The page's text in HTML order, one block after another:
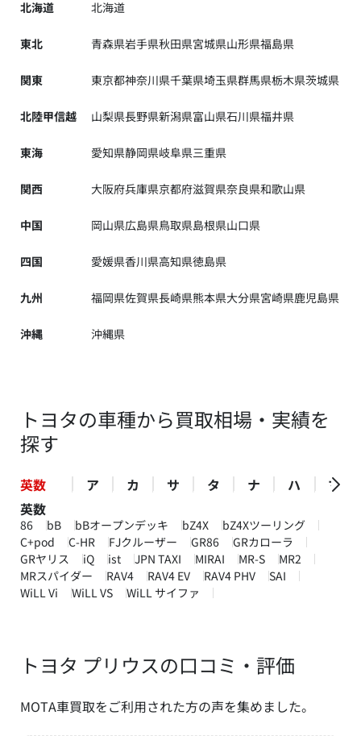
北海道 北海道
東北 青森県岩手県秋田県宮城県山形県福島県
関東 東京都神奈川県千葉県埼玉県群馬県栃木県茨城県
北陸甲信越 山梨県長野県新潟県富山県石川県福井県
東海 愛知県静岡県岐阜県三重県
関西 大阪府兵庫県京都府滋賀県奈良県和歌山県
中国 岡山県広島県鳥取県島根県山口県
四国 愛媛県香川県高知県徳島県
九州 福岡県佐賀県長崎県熊本県大分県宮崎県鹿児島県
沖縄 沖縄県
トヨタの車種から買取相場・実績を
探す
英数 ア カ サ タ ナ ハ
マ
英数
86 bB bBオープンデッキ bZ4X
bZ4Xツーリング
C+pod
C-HR FJクルーザー GR86
GRカローラ
GRヤリス
iQ ist JPN TAXI MIRAI MR-S
MR2
MRスパイダー
RAV4 RAV4 EV RAV4 PHV
SAI
WiLL Vi
WiLL VS WiLL サイファ
トヨタ プリウスの口コミ・評価
MOTA車買取をご利用された方の声を集めました。